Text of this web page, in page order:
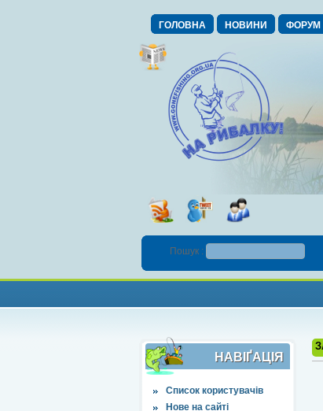
ГОЛОВНА НОВИНИ ФОРУМ
Пошук :
НАВІҐАЦІЯ
Список користувачів
Нове на сайті